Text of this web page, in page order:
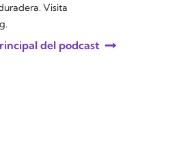
Visita
del podcast